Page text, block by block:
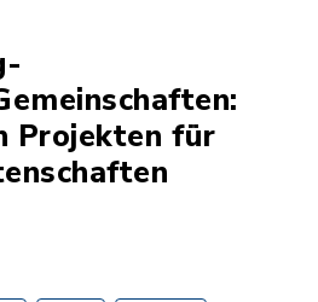
Projekten für